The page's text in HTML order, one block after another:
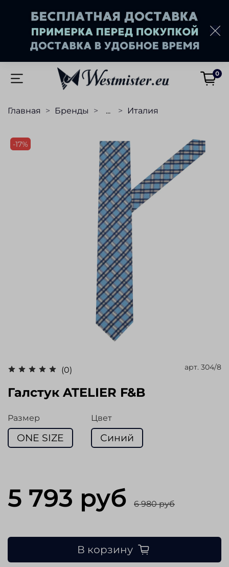
0
Главная Бренды ... Италия
-17%
(0) арт. 304/8
Галстук ATELIER F&B
Размер
ONE SIZE
Цвет
Синий
5 793 руб 6 980 руб
В корзину